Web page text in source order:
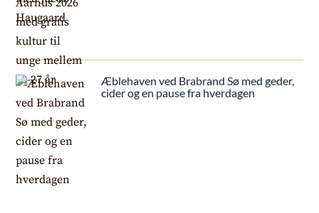
Æblehaven ved Brabrand Sø med geder,
cider og en pause fra hverdagen